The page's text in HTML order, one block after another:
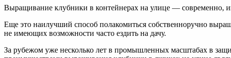
Выращивание клубники в контейнерах на улице — современно,
Еще это наилучший способ полакомиться собственноручно
не имеющих возможности часто ездить на дачу.
За рубежом уже несколько лет в промышленных масштабах в